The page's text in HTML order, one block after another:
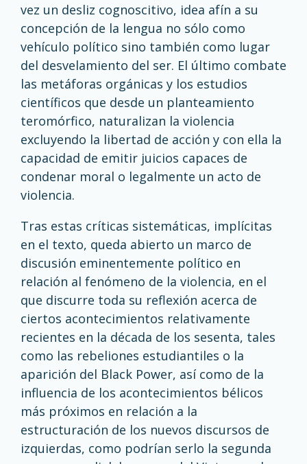
vez un desliz cognoscitivo, idea afín a su
concepción de la lengua no sólo como
vehículo político sino también como lugar
del desvelamiento del ser. El último combate
las metáforas orgánicas y los estudios
científicos que desde un planteamiento
teromórfico, naturalizan la violencia
excluyendo la libertad de acción y con ella la
capacidad de emitir juicios capaces de
condenar moral o legalmente un acto de
violencia.
Tras estas críticas sistemáticas, implícitas
en el texto, queda abierto un marco de
discusión eminentemente político en
relación al fenómeno de la violencia, en el
que discurre toda su reflexión acerca de
ciertos acontecimientos relativamente
recientes en la década de los sesenta, tales
como las rebeliones estudiantiles o la
aparición del Black Power, así como de la
influencia de los acontecimientos bélicos
más próximos en relación a la
estructuración de los nuevos discursos de
izquierdas, como podrían serlo la segunda